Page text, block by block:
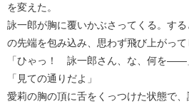
を変えた。
詠一郎が胸に覆いかぶさってくる。す
の先端を包み込み、思わず飛び上がって
「ひゃっ！ 詠一郎さん、な、何を――
「見ての通りだよ」
愛莉の胸の頂に舌をくっつけた状態で